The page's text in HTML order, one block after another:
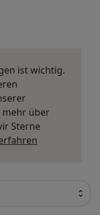
ist wichtig.
mehr über
Sterne